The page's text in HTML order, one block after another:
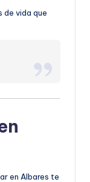
de vida que
en Albares te